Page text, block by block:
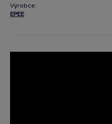
Výrobce:
EPEE